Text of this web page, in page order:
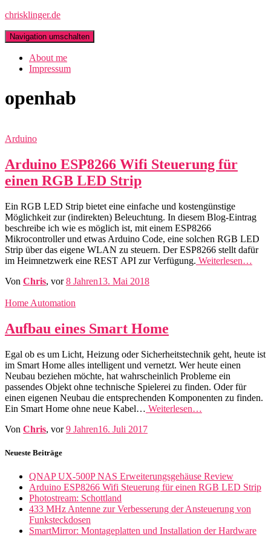
chrisklinger.de
Navigation umschalten
About me
Impressum
openhab
Arduino
Arduino ESP8266 Wifi Steuerung für
einen RGB LED Strip
Ein RGB LED Strip bietet eine einfache und kostengünstige
Möglichkeit zur (indirekten) Beleuchtung. In diesem Blog-Eintrag
beschreibe ich wie es möglich ist, mit einem ESP8266
Mikrocontroller und etwas Arduino Code, eine solchen RGB LED
Strip über das eigene WLAN zu steuern. Der ESP8266 stellt dafür
im Heimnetzwerk eine REST API zur Verfügung. Weiterlesen…
Von Chris, vor8 Jahren13. Mai 2018
Home Automation
Aufbau eines Smart Home
Egal ob es um Licht, Heizung oder Sicherheitstechnik geht, heute ist
im Smart Home alles intelligent und vernetzt. Wer heute einen
Neubau beziehen möchte, hat wahrscheinlich Probleme ein
passendes Objekt ohne technische Spielerei zu finden. Oder für
einen eigenen Neubau die entsprechenden Komponenten zu finden.
Ein Smart Home ohne neue Kabel… Weiterlesen…
Von Chris, vor9 Jahren16. Juli 2017
Neueste Beiträge
QNAP UX-500P NAS Erweiterungsgehäuse Review
Arduino ESP8266 Wifi Steuerung für einen RGB LED Strip
Photostream: Schottland
433 MHz Antenne zur Verbesserung der Ansteuerung von
Funksteckdosen
SmartMirror: Montageplatten und Installation der Hardware